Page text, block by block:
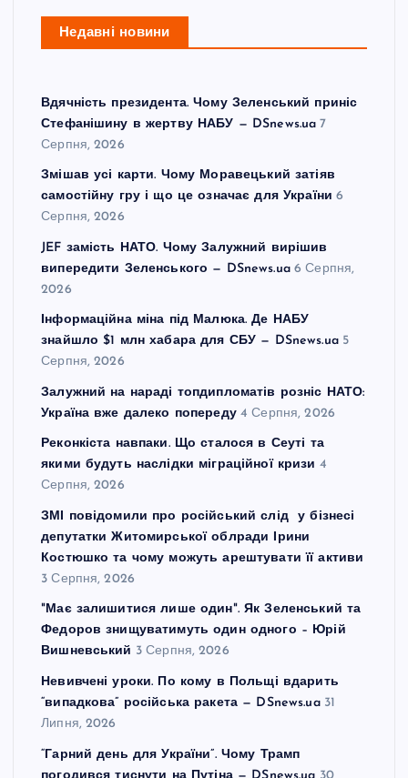
Недавні новини
Вдячність президента. Чому Зеленський приніс
Стефанішину в жертву НАБУ — DSnews.ua 7
Серпня, 2026
Змішав усі карти. Чому Моравецький затіяв
самостійну гру і що це означає для України 6
Серпня, 2026
JEF замість НАТО. Чому Залужний вирішив
випередити Зеленського — DSnews.ua 6 Серпня,
2026
Інформаційна міна під Малюка. Де НАБУ
знайшло $1 млн хабара для СБУ — DSnews.ua 5
Серпня, 2026
Залужний на нараді топдипломатів розніс НАТО:
Україна вже далеко попереду 4 Серпня, 2026
Реконкіста навпаки. Що сталося в Сеуті та
якими будуть наслідки міграційної кризи 4
Серпня, 2026
ЗМІ повідомили про російський слід у бізнесі
депутатки Житомирської облради Ірини
Костюшко та чому можуть арештувати її активи
3 Серпня, 2026
"Має залишитися лише один". Як Зеленський та
Федоров знищуватимуть один одного – Юрій
Вишневський 3 Серпня, 2026
Невивчені уроки. По кому в Польщі вдарить
“випадкова” російська ракета — DSnews.ua 31
Липня, 2026
“Гарний день для України”. Чому Трамп